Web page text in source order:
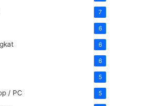
7
6
6
6
5
/ PC 5